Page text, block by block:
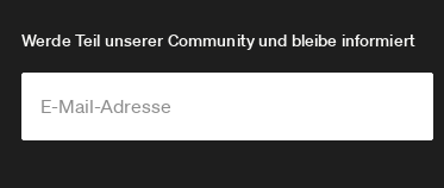
Werde Teil unserer Community und bleibe informiert